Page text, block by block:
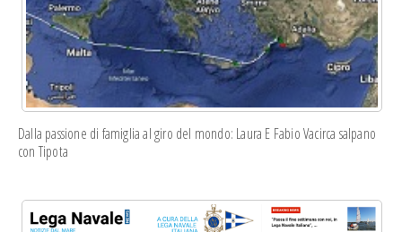
Dalla passione di famiglia al giro del mondo: Laura E Fabio Vacirca salpano
con Tipota